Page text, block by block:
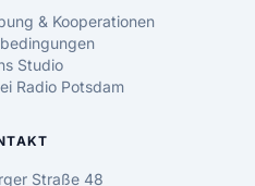
& Kooperationen
Studio
Radio Potsdam
Straße 48